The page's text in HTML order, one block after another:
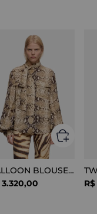
BALLOON BLOUSE VISCOSE SNAKE
3.320,00
R$